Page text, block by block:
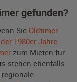
gefunden?
Sie Oldtimer
1980er Jahre
zum Mieten für
stehen ebenfalls
regionale